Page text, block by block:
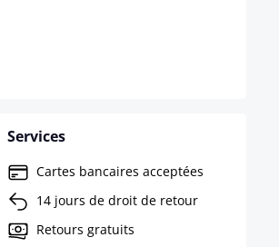
Services
Cartes bancaires acceptées
14 jours de droit de retour
Retours gratuits